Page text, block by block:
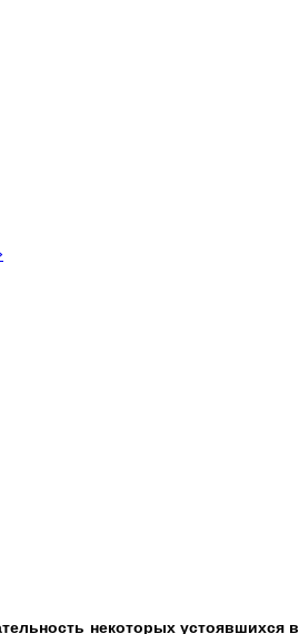
некоторых устоявшихся